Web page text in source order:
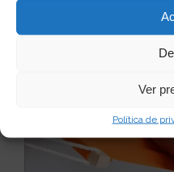
Ver
Política de